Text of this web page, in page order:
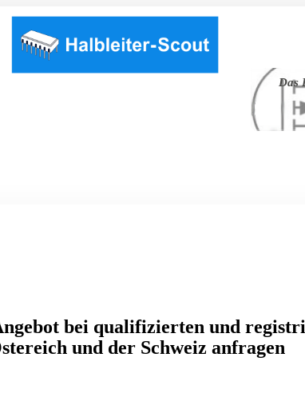
Das
bei qualifizierten und
und der Schweiz anfragen